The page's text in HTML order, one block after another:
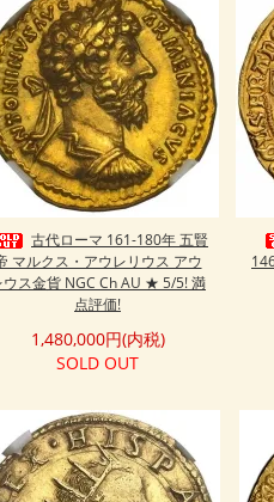
古代ローマ 161-180年 五賢
マルクス・アウレリウス アウ
ウス金貨 NGC Ch AU ★ 5/5! 満
点評価!
1,480,000円(内税)
SOLD OUT